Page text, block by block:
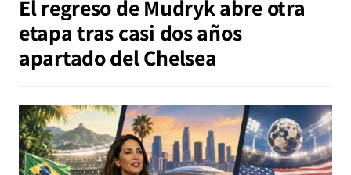
El regreso de Mudryk abre otra
etapa tras casi dos años
apartado del Chelsea